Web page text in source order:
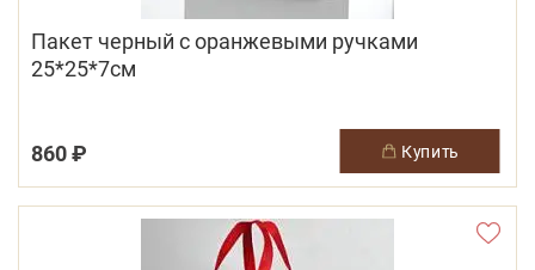
Пакет черный с оранжевыми ручками
25*25*7см
860 ₽ купить